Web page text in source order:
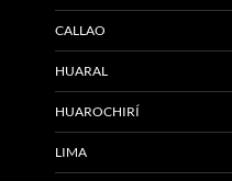
CALLAO
HUARAL
HUAROCHIRÍ
LIMA